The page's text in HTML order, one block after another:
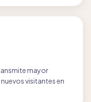
mayor
visitantes en